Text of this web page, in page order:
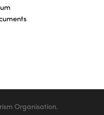
Organisation.